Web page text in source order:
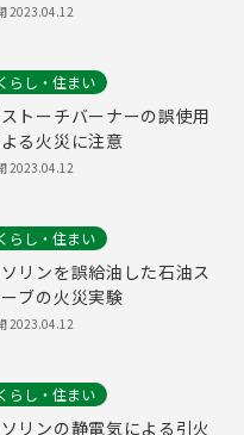
2023.04.12
らし・住まい
トーチバーナーの誤使用
る火災に注意
2023.04.12
らし・住まい
リンを誤給油した石油ス
ーブの火災実験
2023.04.12
らし・住まい
リンの静電気による引火